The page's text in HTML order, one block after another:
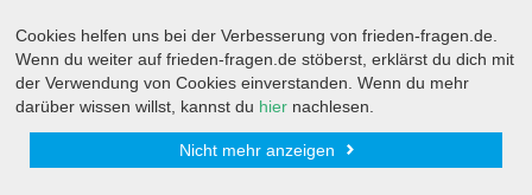
Cookies helfen uns bei der Verbesserung von frieden-fragen.de.
Wenn du weiter auf frieden-fragen.de stöberst, erklärst du dich mit
der Verwendung von Cookies einverstanden. Wenn du mehr
darüber wissen willst, kannst du hier nachlesen.
Nicht mehr anzeigen